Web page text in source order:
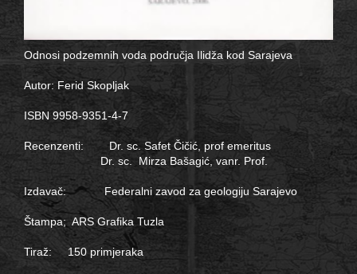
Odnosi podzemnih voda područja Ilidža kod Sarajeva
Autor: Ferid Skopljak
ISBN 9958-9351-4-7
Recenzenti: Dr. sc. Safet Čičić, prof emeritus
Dr. sc. Mirza Bašagić, vanr. Prof.
Izdavač: Federalni zavod za geologiju Sarajevo
Štampa; ARS Grafika Tuzla
Tiraž: 150 primjeraka